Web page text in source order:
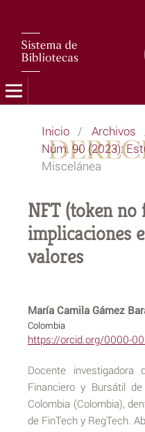
Inicio / Archivos
Núm. 90 (2023):
Miscelánea
NFT (token no
implicaciones
valores
María Camila Gámez
Colombia
https://orcid.org/0000-
Docente investigadora
Financiero y Bursátil
Colombia (Colombia),
de FinTech y RegTech.